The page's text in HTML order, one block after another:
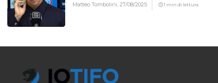
Matteo Tombolini,27/08/2025 1 min di lettura